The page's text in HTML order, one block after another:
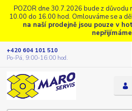
POZOR dne 30.7.2026 bude z důvodu
10.00 do 16.00 hod. Omlouváme se a
na naší prodejně jsou pouze v
+420 604 101 510
Po-Pá, 9:00-16:00 hod.